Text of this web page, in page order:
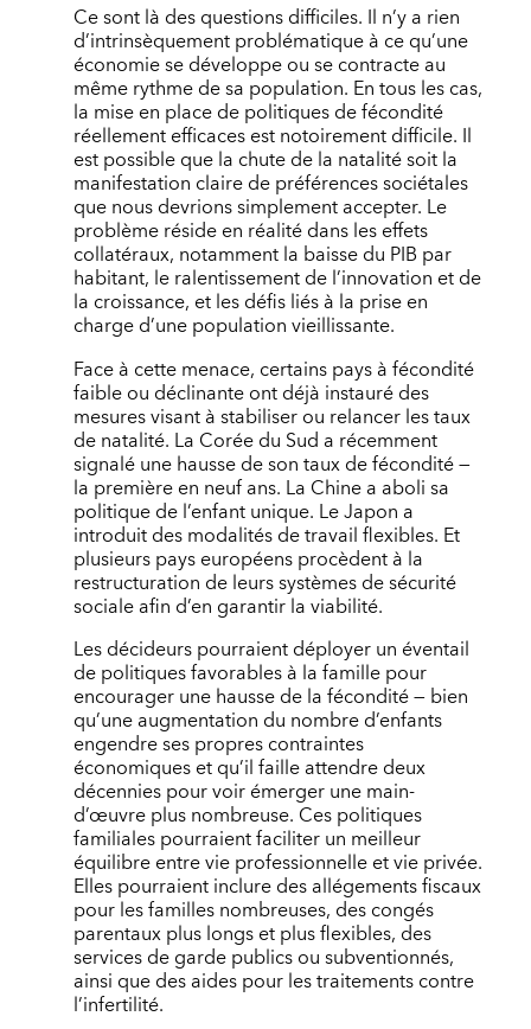
Ce sont là des questions difficiles. Il n’y a rien
d’intrinsèquement problématique à ce qu’une
économie se développe ou se contracte au
même rythme de sa population. En tous les cas,
la mise en place de politiques de fécondité
réellement efficaces est notoirement difficile. Il
est possible que la chute de la natalité soit la
manifestation claire de préférences sociétales
que nous devrions simplement accepter. Le
problème réside en réalité dans les effets
collatéraux, notamment la baisse du PIB par
habitant, le ralentissement de l’innovation et de
la croissance, et les défis liés à la prise en
charge d’une population vieillissante.
Face à cette menace, certains pays à fécondité
faible ou déclinante ont déjà instauré des
mesures visant à stabiliser ou relancer les taux
de natalité. La Corée du Sud a récemment
signalé une hausse de son taux de fécondité —
la première en neuf ans. La Chine a aboli sa
politique de l’enfant unique. Le Japon a
introduit des modalités de travail flexibles. Et
plusieurs pays européens procèdent à la
restructuration de leurs systèmes de sécurité
sociale afin d’en garantir la viabilité.
Les décideurs pourraient déployer un éventail
de politiques favorables à la famille pour
encourager une hausse de la fécondité — bien
qu’une augmentation du nombre d’enfants
engendre ses propres contraintes
économiques et qu’il faille attendre deux
décennies pour voir émerger une main-
d’œuvre plus nombreuse. Ces politiques
familiales pourraient faciliter un meilleur
équilibre entre vie professionnelle et vie privée.
Elles pourraient inclure des allégements fiscaux
pour les familles nombreuses, des congés
parentaux plus longs et plus flexibles, des
services de garde publics ou subventionnés,
ainsi que des aides pour les traitements contre
l’infertilité.